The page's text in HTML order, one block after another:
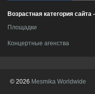
Возрастная категория
Площадки
Концертные агенства
© 2026 Mesmika Worldwide